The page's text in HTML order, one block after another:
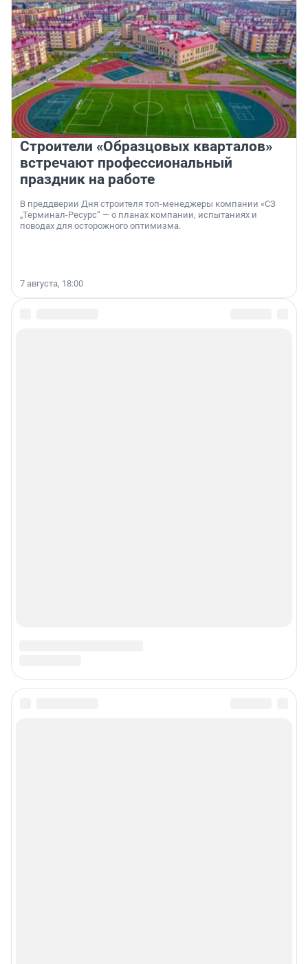
Строители «Образцовых кварталов»
встречают профессиональный
праздник на работе
В преддверии Дня строителя топ-менеджеры компании «СЗ
„Терминал-Ресурс“ — о планах компании, испытаниях и
поводах для осторожного оптимизма.
7 августа, 18:00